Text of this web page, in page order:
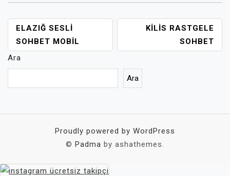
YAZI
GEZINMESI
ELAZIĞ SESLI
SOHBET MOBIL
KILIS RASTGELE
SOHBET
Ara
Ara
Proudly powered by WordPress
© Padma by ashathemes.